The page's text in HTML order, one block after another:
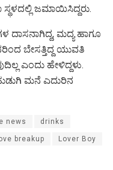
ಜಮಾಯಿಸಿದ್ದರು.
ದಾಸನಾಗಿದ್ದ, ಮದ್ಯ ಹಾಗೂ
ಬೇಸತ್ತಿದ್ದ ಯುವತಿ
ಎಂದು ಹೇಳಿದ್ದಳು.
ಮನೆ ಎದುರಿನ
news drinks
breakup Lover Boy